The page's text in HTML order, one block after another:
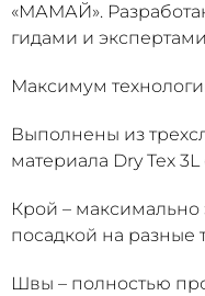
«МАМАЙ».
гидами и
Максимум
Выполнены из
материала Dry Tex
Крой –
посадкой на разные
Швы – полностью